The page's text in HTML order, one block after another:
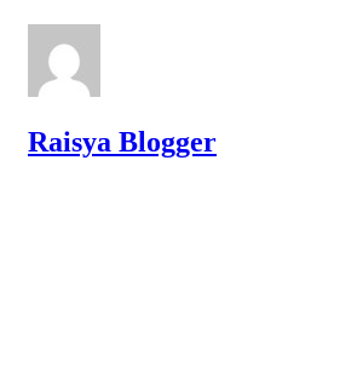
Raisya Blogger